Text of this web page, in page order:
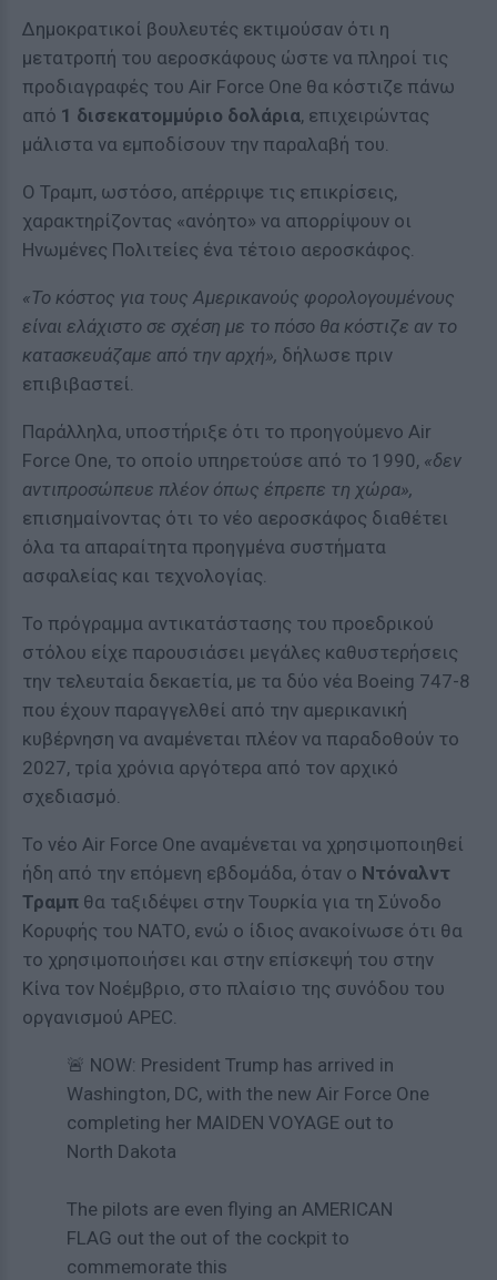
Δημοκρατικοί βουλευτές εκτιμούσαν ότι η
μετατροπή του αεροσκάφους ώστε να πληροί τις
προδιαγραφές του Air Force One θα κόστιζε πάνω
από 1 δισεκατομμύριο δολάρια, επιχειρώντας
μάλιστα να εμποδίσουν την παραλαβή του.
Ο Τραμπ, ωστόσο, απέρριψε τις επικρίσεις,
χαρακτηρίζοντας «ανόητο» να απορρίψουν οι
Ηνωμένες Πολιτείες ένα τέτοιο αεροσκάφος.
«Το κόστος για τους Αμερικανούς φορολογουμένους
είναι ελάχιστο σε σχέση με το πόσο θα κόστιζε αν το
κατασκευάζαμε από την αρχή», δήλωσε πριν
επιβιβαστεί.
Παράλληλα, υποστήριξε ότι το προηγούμενο Air
Force One, το οποίο υπηρετούσε από το 1990, «δεν
αντιπροσώπευε πλέον όπως έπρεπε τη χώρα»,
επισημαίνοντας ότι το νέο αεροσκάφος διαθέτει
όλα τα απαραίτητα προηγμένα συστήματα
ασφαλείας και τεχνολογίας.
Το πρόγραμμα αντικατάστασης του προεδρικού
στόλου είχε παρουσιάσει μεγάλες καθυστερήσεις
την τελευταία δεκαετία, με τα δύο νέα Boeing 747-8
που έχουν παραγγελθεί από την αμερικανική
κυβέρνηση να αναμένεται πλέον να παραδοθούν το
2027, τρία χρόνια αργότερα από τον αρχικό
σχεδιασμό.
Το νέο Air Force One αναμένεται να χρησιμοποιηθεί
ήδη από την επόμενη εβδομάδα, όταν ο Ντόναλντ
Τραμπ θα ταξιδέψει στην Τουρκία για τη Σύνοδο
Κορυφής του ΝΑΤΟ, ενώ ο ίδιος ανακοίνωσε ότι θα
το χρησιμοποιήσει και στην επίσκεψή του στην
Κίνα τον Νοέμβριο, στο πλαίσιο της συνόδου του
οργανισμού APEC.
🚨 NOW: President Trump has arrived in
Washington, DC, with the new Air Force One
completing her MAIDEN VOYAGE out to
North Dakota
The pilots are even flying an AMERICAN
FLAG out the out of the cockpit to
commemorate this